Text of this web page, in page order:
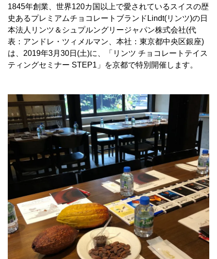
1845年創業、世界120カ国以上で愛されているスイスの歴
史あるプレミアムチョコレートブランドLindt(リンツ)の日
本法人リンツ＆シュプルングリージャパン株式会社(代
表：アンドレ・ツィメルマン、本社：東京都中央区銀座)
は、2019年3月30日(土)に、「リンツ チョコレートテイス
ティングセミナー STEP1」を京都で特別開催します。